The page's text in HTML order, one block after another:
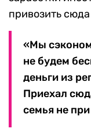
привозить
«Мы
не будем
деньги из
Приехал
семья не